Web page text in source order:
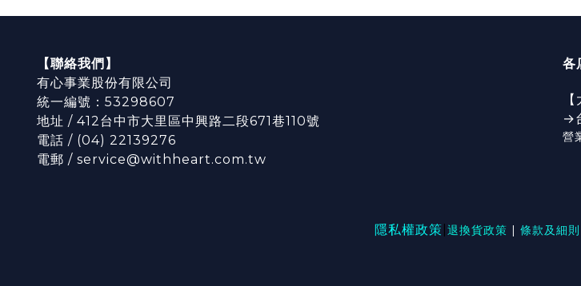
【聯絡我們】
有心事業股份有限公司
統一編號：53298607
地址 / 412台中市大里區中興路二段671巷110號
電話 / (04) 22139276
電郵 / service@withheart.com.tw
各
→
營
隱私權政策 退換貨政策 條款及細則